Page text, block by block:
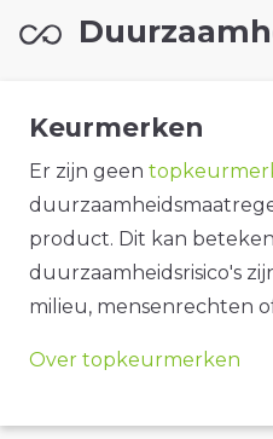
Keurmerken
Er zijn geen
product. Dit kan
duurzaamheidsrisico's
milieu, mensenrechten
Over topkeurmerken